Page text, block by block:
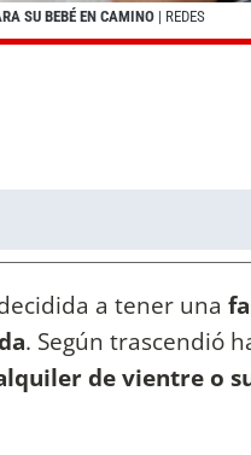
SU BEBÉ EN CAMINO | REDES
a tener una
. Según trascendió
de vientre o